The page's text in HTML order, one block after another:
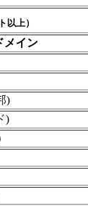
以上）
メイン
)
)